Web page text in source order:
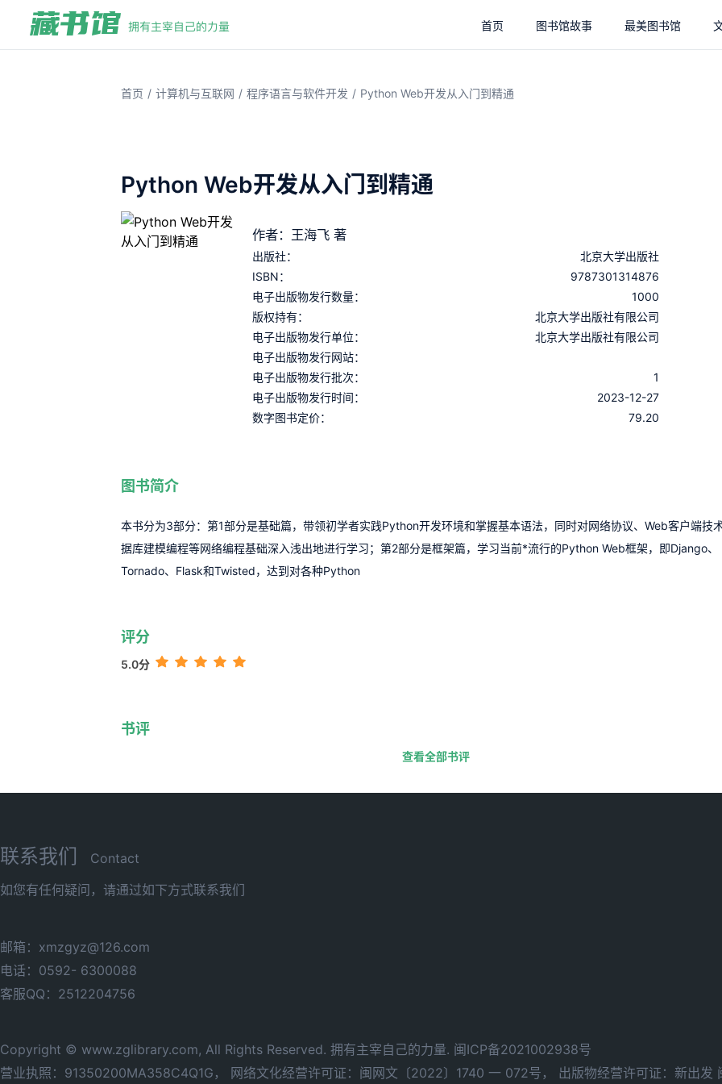
首页 图书馆故事 最美图书馆
首页 / 计算机与互联网 / 程序语言与软件开发 / Python Web开发从入门到精通
Python Web开发从入门到精通
作者：王海飞 著
出版社：
北京大学出版社
ISBN：
9787301314876
电子出版物发行数量：
1000
版权持有：
北京大学出版社有限公司
电子出版物发行单位：
北京大学出版社有限公司
电子出版物发行网站：
电子出版物发行批次：
1
电子出版物发行时间：
2023-12-27
数字图书定价：
79.20
图书简介
本书分为3部分：第1部分是基础篇，带领初学者实践Python开发环境和掌握基本语法，同时对网络协议、Web客户端技
据库建模编程等网络编程基础深入浅出地进行学习；第2部分是框架篇，学习当前*流行的Python Web框架，即Django、
Tornado、Flask和Twisted，达到对各种Python
评分
5.0分
书评
查看全部书评
联系我们
Contact
如您有任何疑问，请通过如下方式联系我们
邮箱：xmzgyz@126.com
电话：0592- 6300088
客服QQ：2512204756
Copyright © www.zglibrary.com, All Rights Reserved. 拥有主宰自己的力量. 闽ICP备2021002938号
营业执照：91350200MA358C4Q1G，
网络文化经营许可证：闽网文〔2022〕1740 一 072号，
出版物经营许可证：新出发